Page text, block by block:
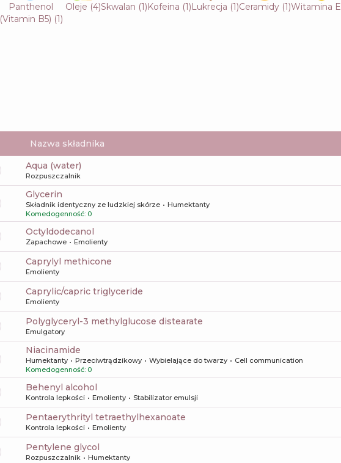
Panthenol
(Vitamin B5) (1)
Oleje (4)Skwalan (1)Kofeina (1)Lukrecja (1)Ceramidy(1)Witamina E
Nazwa składnika
aqua (water)
Rozpuszczalnik
glycerin
Składnik identyczny ze ludzkiej skórze
Humektanty
Komedogenność: 0
octyldodecanol
Zapachowe Emolienty
caprylyl methicone
Emolienty
caprylic/capric triglyceride
Emolienty
polyglyceryl-3 methylglucose distearate
Emulgatory
niacinamide
Humektanty Przeciwtrądzikowy Wybielające do twarzy
Cell communication
Komedogenność: 0
behenyl alcohol
Kontrola lepkości Emolienty Stabilizator emulsji
pentaerythrityl tetraethylhexanoate
Kontrola lepkości Emolienty
pentylene glycol
Rozpuszczalnik Humektanty